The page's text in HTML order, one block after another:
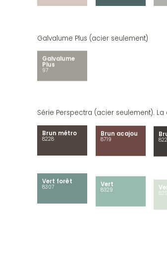
Galvalume Plus (acier seulement)
Galvalume
Plus
97
Série Perspectra (acier seulement).
Brun métro
8228
Brun acajou
8719
8307 8329
Rouge tuile Lin antique